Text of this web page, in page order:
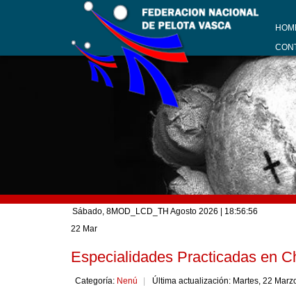
Sábado, 8MOD_LCD_TH Agosto 2026 | 18:56:56
22 Mar
Especialidades Practicadas en
Categoría: Nenú Última actualización: Martes, 22